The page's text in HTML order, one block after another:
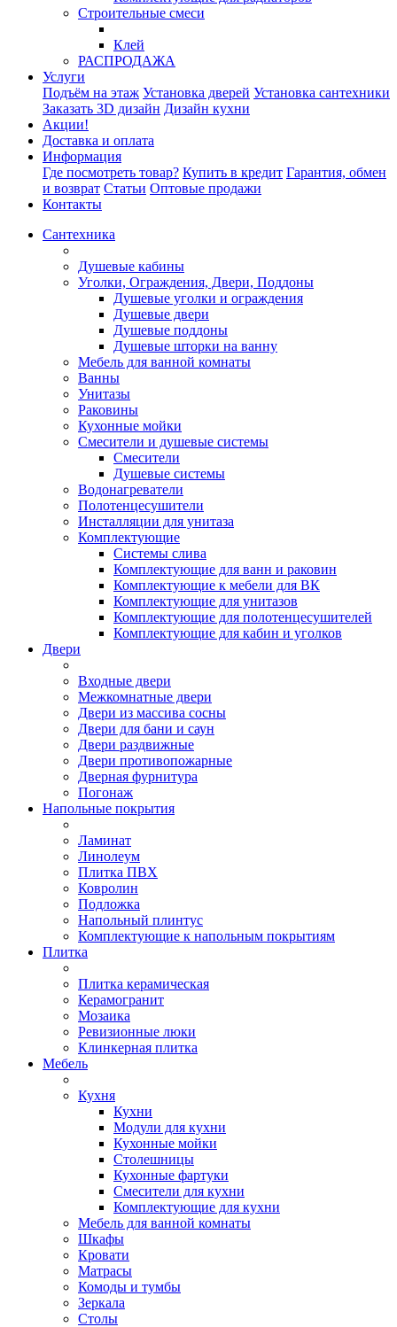
Строительные смеси
Клей
РАСПРОДАЖА
Услуги
Подъём на этаж Установка дверей Установка сантехники
Заказать 3D дизайн Дизайн кухни
Акции!
Доставка и оплата
Информация
Где посмотреть товар? Купить в кредит Гарантия, обмен
и возврат Статьи Оптовые продажи
Контакты
Сантехника
Душевые кабины
Уголки, Ограждения, Двери, Поддоны
Душевые уголки и ограждения
Душевые двери
Душевые поддоны
Душевые шторки на ванну
Мебель для ванной комнаты
Ванны
Унитазы
Раковины
Кухонные мойки
Смесители и душевые системы
Смесители
Душевые системы
Водонагреватели
Полотенцесушители
Инсталляции для унитаза
Комплектующие
Системы слива
Комплектующие для ванн и раковин
Комплектующие к мебели для ВК
Комплектующие для унитазов
Комплектующие для полотенцесушителей
Комплектующие для кабин и уголков
Двери
Входные двери
Межкомнатные двери
Двери из массива сосны
Двери для бани и саун
Двери раздвижные
Двери противопожарные
Дверная фурнитура
Погонаж
Напольные покрытия
Ламинат
Линолеум
Плитка ПВХ
Ковролин
Подложка
Напольный плинтус
Комплектующие к напольным покрытиям
Плитка
Плитка керамическая
Керамогранит
Мозаика
Ревизионные люки
Клинкерная плитка
Мебель
Кухня
Кухни
Модули для кухни
Кухонные мойки
Столешницы
Кухонные фартуки
Смесители для кухни
Комплектующие для кухни
Мебель для ванной комнаты
Шкафы
Кровати
Матрасы
Комоды и тумбы
Зеркала
Столы